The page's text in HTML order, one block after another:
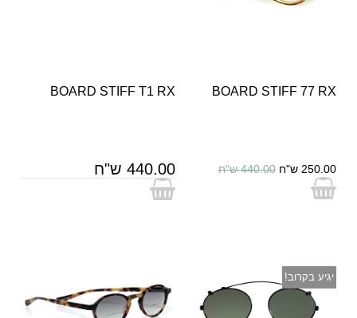
BOARD STIFF 77 RX
250.00 ש"ח 440.00 ש"ח
BOARD STIFF T1 RX
440.00 ש"ח
יגיע בקרוב!